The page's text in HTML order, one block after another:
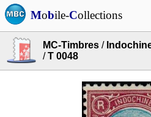
Mobile-Collections
MC-Timbres /
/T 0048